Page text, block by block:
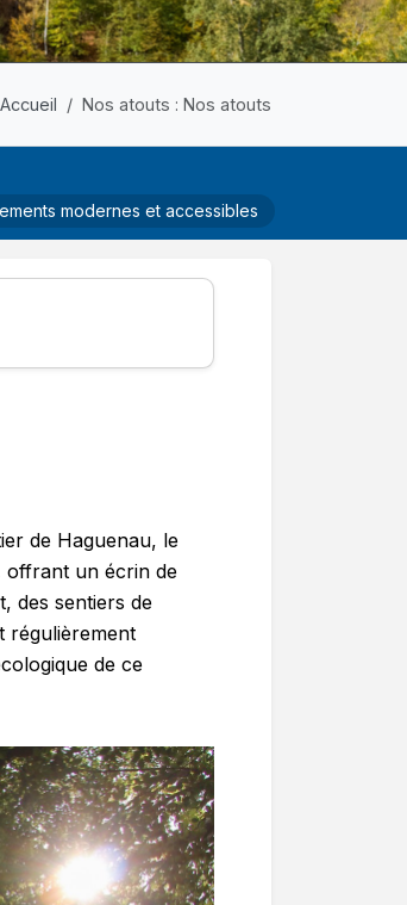
Accueil Nos atouts : Nos atouts
modernes et accessibles
de Haguenau, le
offrant un écrin de
des sentiers de
régulièrement
de ce